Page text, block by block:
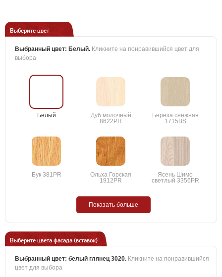
Выберите цвет
Выбранный цвет: Белый. Кликните на понравившийся цвет для
выбора
Белый
Дуб молочный
8622PR
Береза снежная
1715BS
Бук 381PR
Ольха Горская
1912PR
Ясень Шимо
светлый 3356PR
Показать больше
Выберите цвета фасада (вставок)
Выбранный цвет: белый глянец 3020. Кликните на понравившийся
цвет для выбора